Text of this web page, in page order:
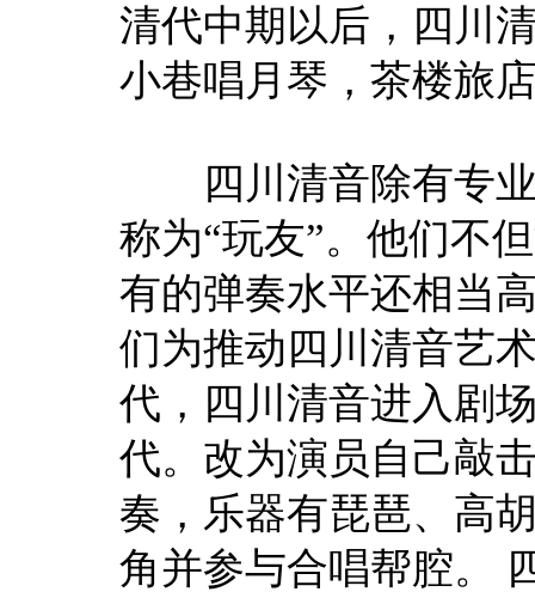
清代中期以后，四川
小巷唱月琴，茶楼旅
四川清音除有专业
称为“玩友”。他们不
有的弹奏水平还相当
们为推动四川清音艺
代，四川清音进入剧
代。改为演员自己敲
奏，乐器有琵琶、高
角并参与合唱帮腔。